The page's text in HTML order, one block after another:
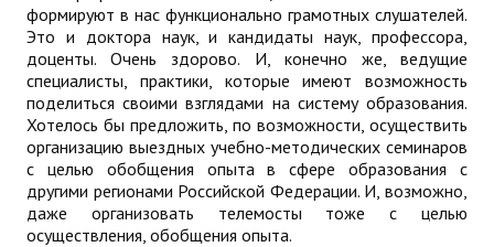
формируют в нас функционально грамотных слушателей.
Это и доктора наук, и кандидаты наук, профессора,
доценты. Очень здорово. И, конечно же, ведущие
специалисты, практики, которые имеют возможность
поделиться своими взглядами на систему образования.
Хотелось бы предложить, по возможности, осуществить
организацию выездных учебно-методических семинаров
с целью обобщения опыта в сфере образования с
другими регионами Российской Федерации. И, возможно,
даже организовать телемосты тоже с целью
осуществления, обобщения опыта.